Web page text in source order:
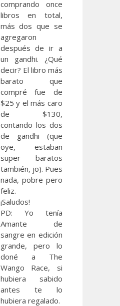
comprando once
libros en total,
más dos que se
agregaron
después de ir a
un gandhi. ¿Qué
decir? El libro más
barato que
compré fue de
$25 y el más caro
de $130,
contando los dos
de gandhi (que
oye, estaban
super baratos
también, jo). Pues
nada, pobre pero
feliz.
¡Saludos!
PD: Yo tenía
Amante de
sangre en edición
grande, pero lo
doné a The
Wango Race, si
hubiera sabido
antes te lo
hubiera regalado.